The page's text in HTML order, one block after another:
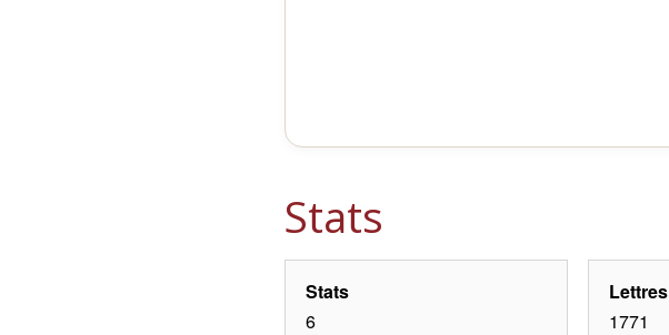
Stats
Stats
6
Lettres
1771